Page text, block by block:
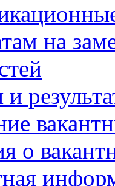
на
и
о